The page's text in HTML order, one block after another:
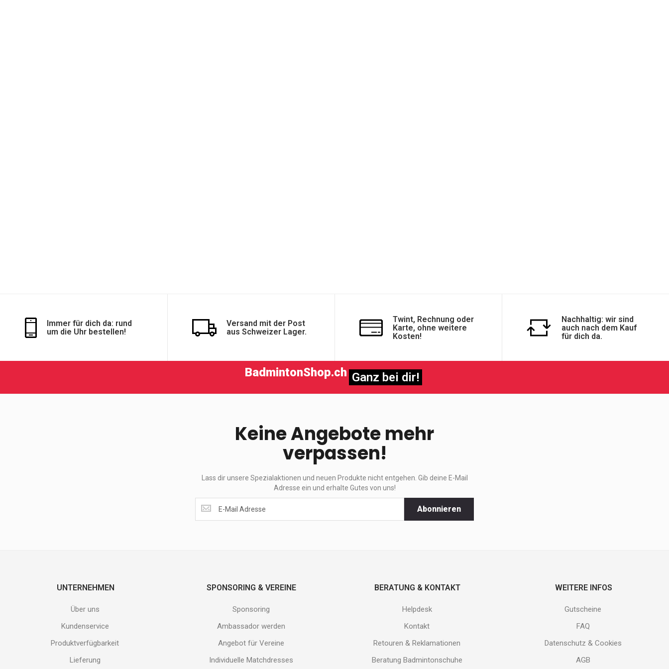
Immer für dich da: rund
um die Uhr bestellen!
Versand mit der Post
aus Schweizer Lager.
Twint, Rechnung oder
Karte, ohne weitere
Kosten!
Nachhaltig: wir sind
auch nach dem Kauf
für dich da.
BadmintonShop.ch Ganz bei dir!
Keine Angebote mehr
verpassen!
Lass dir unsere Spezialaktionen und neuen Produkte nicht entgehen. Gib deine E-Mail
Adresse ein und erhalte Gutes von uns!
dir
unsere
erhalte
Abonnieren
UNTERNEHMEN
Über uns
Kundenservice
Produktverfügbarkeit
Lieferung
SPONSORING & VEREINE
Sponsoring
Ambassador werden
Angebot für Vereine
Individuelle Matchdresses
BERATUNG & KONTAKT
Helpdesk
Kontakt
Retouren & Reklamationen
Beratung Badmintonschuhe
WEITERE INFOS
Gutscheine
FAQ
Datenschutz & Cookies
AGB